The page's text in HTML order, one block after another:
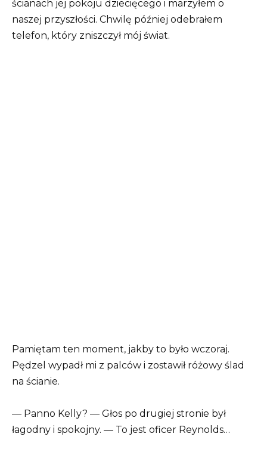
ścianach jej pokoju dziecięcego i marzyłem o
naszej przyszłości. Chwilę później odebrałem
telefon, który zniszczył mój świat.
Pamiętam ten moment, jakby to było wczoraj.
Pędzel wypadł mi z palców i zostawił różowy ślad
na ścianie.
— Panno Kelly? — Głos po drugiej stronie był
łagodny i spokojny. — To jest oficer Reynolds…